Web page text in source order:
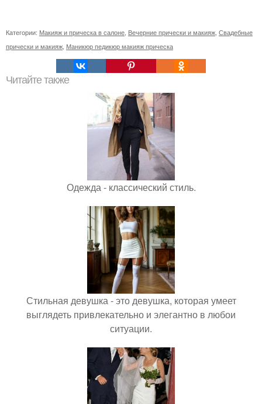
Категории: Макияж и прическа в салоне Вечерние прически и макияж Свадебные
прически и макияж Маникюр педикюр макияж прическа
Читайте также
Одежда - классический стиль.
Стильная девушка - это девушка, которая умеет
выглядеть привлекательно и элегантно в любои
ситуации.